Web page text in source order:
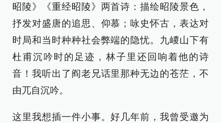
昭陵》《重经昭陵》两首诗：描绘昭陵景色，
抒发对盛唐的追思、仰慕；咏史怀古，表达对
时局和当时种种社会弊端的隐忧。九嵕山下有
杜甫沉吟时的足迹，林子里还回响着他的诗
音！我听出了阎老兄话里那种无边的苍茫，不
由兀自沉吟。
这里我想插一件小事。好几年前，我曾受邀为